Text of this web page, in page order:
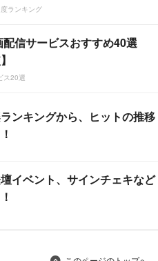
ランキング
信サービスおすすめ40選
ス20選
ンキングから、ヒットの推移
イベント、サインチェキなど